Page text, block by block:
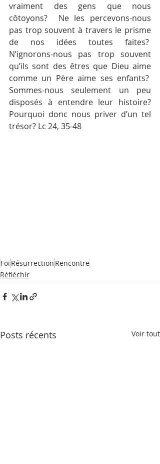
vraiment des gens que nous
côtoyons?  Ne les percevons-nous
pas trop souvent à travers le prisme
de nos idées toutes faites?
N’ignorons-nous pas trop souvent
qu’ils sont des êtres que Dieu aime
comme un Père aime ses enfants?
Sommes-nous seulement un peu
disposés à entendre leur histoire?
Pourquoi donc nous priver d’un tel
trésor? Lc 24, 35-48
Foi Résurrection Rencontre
Réfléchir
Posts récents Voir tout